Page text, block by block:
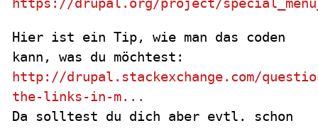
https://drupal.org/project/
Hier ist ein Tip, wie man das coden
kann, was du möchtest:
http://drupal.stackexchange.com/
the-links-in-m...
Da solltest du dich aber evtl. schon